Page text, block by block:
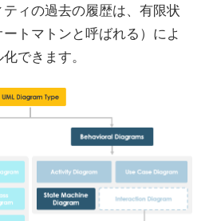
ィの過去の履歴は、有限状
トマトンと呼ばれる）によ
できます。